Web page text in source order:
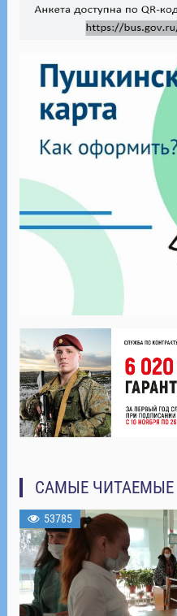
САМЫЕ ЧИТАЕМЫЕ
53785